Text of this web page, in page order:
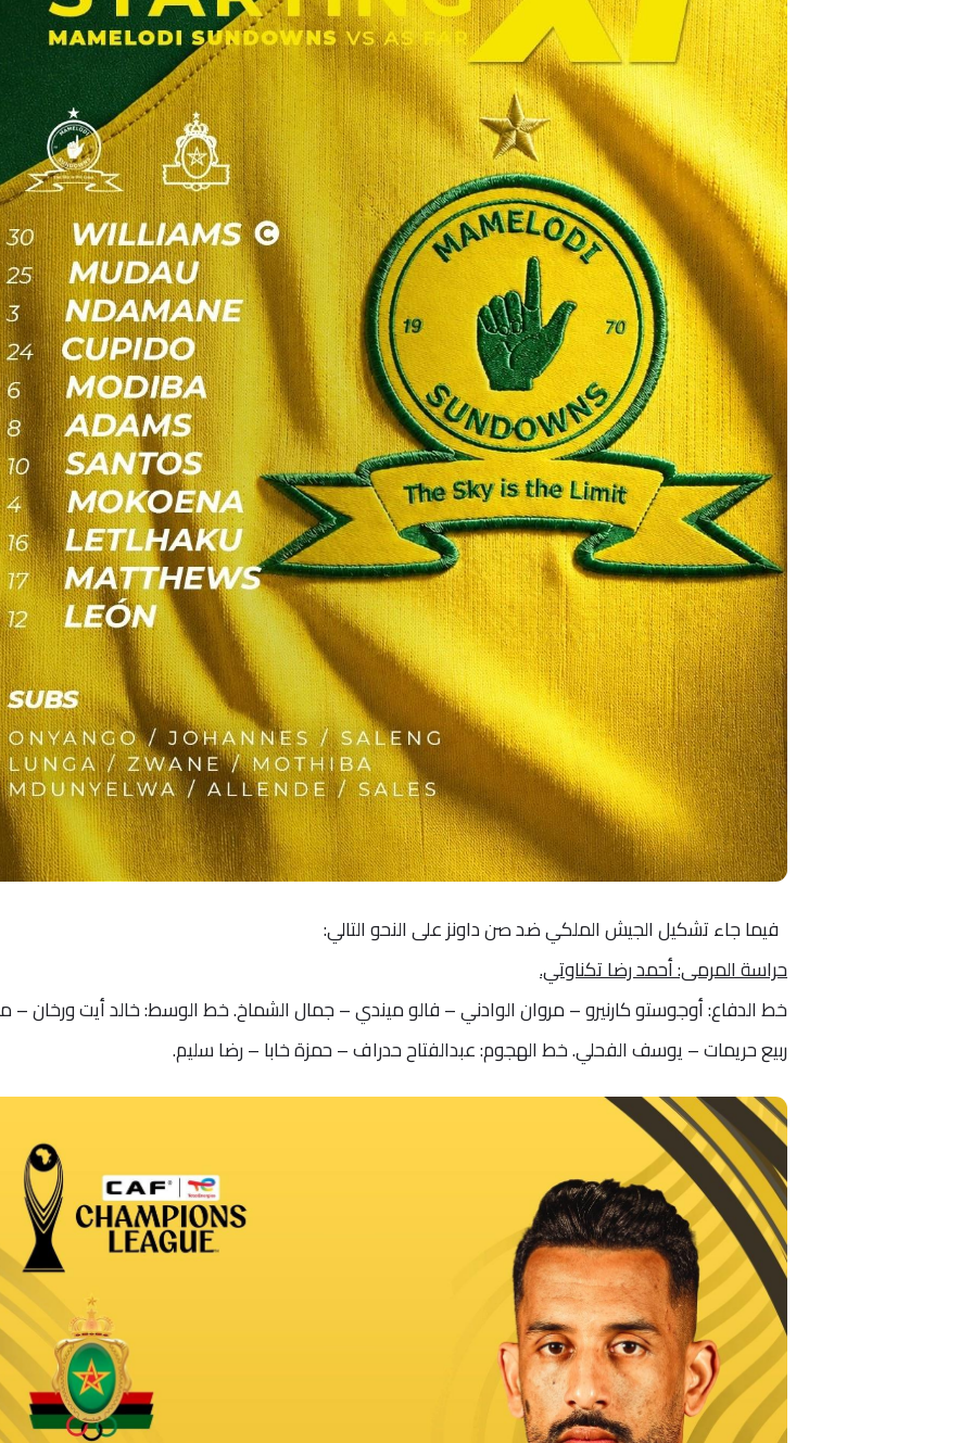
فيما جاء تشكيل الجيش الملكي ضد صن داونز على النحو التالي:
حراسة المرمى: أحمد رضا تكناوتي.
خط الدفاع: أوجوستو كارنيرو – مروان الوادني – فالو ميندي – جمال الشماخ. خط الوسط: خالد أيت ورخان –
ربيع حريمات – يوسف الفحلي. خط الهجوم: عبدالفتاح حدراف – حمزة خابا – رضا سليم.